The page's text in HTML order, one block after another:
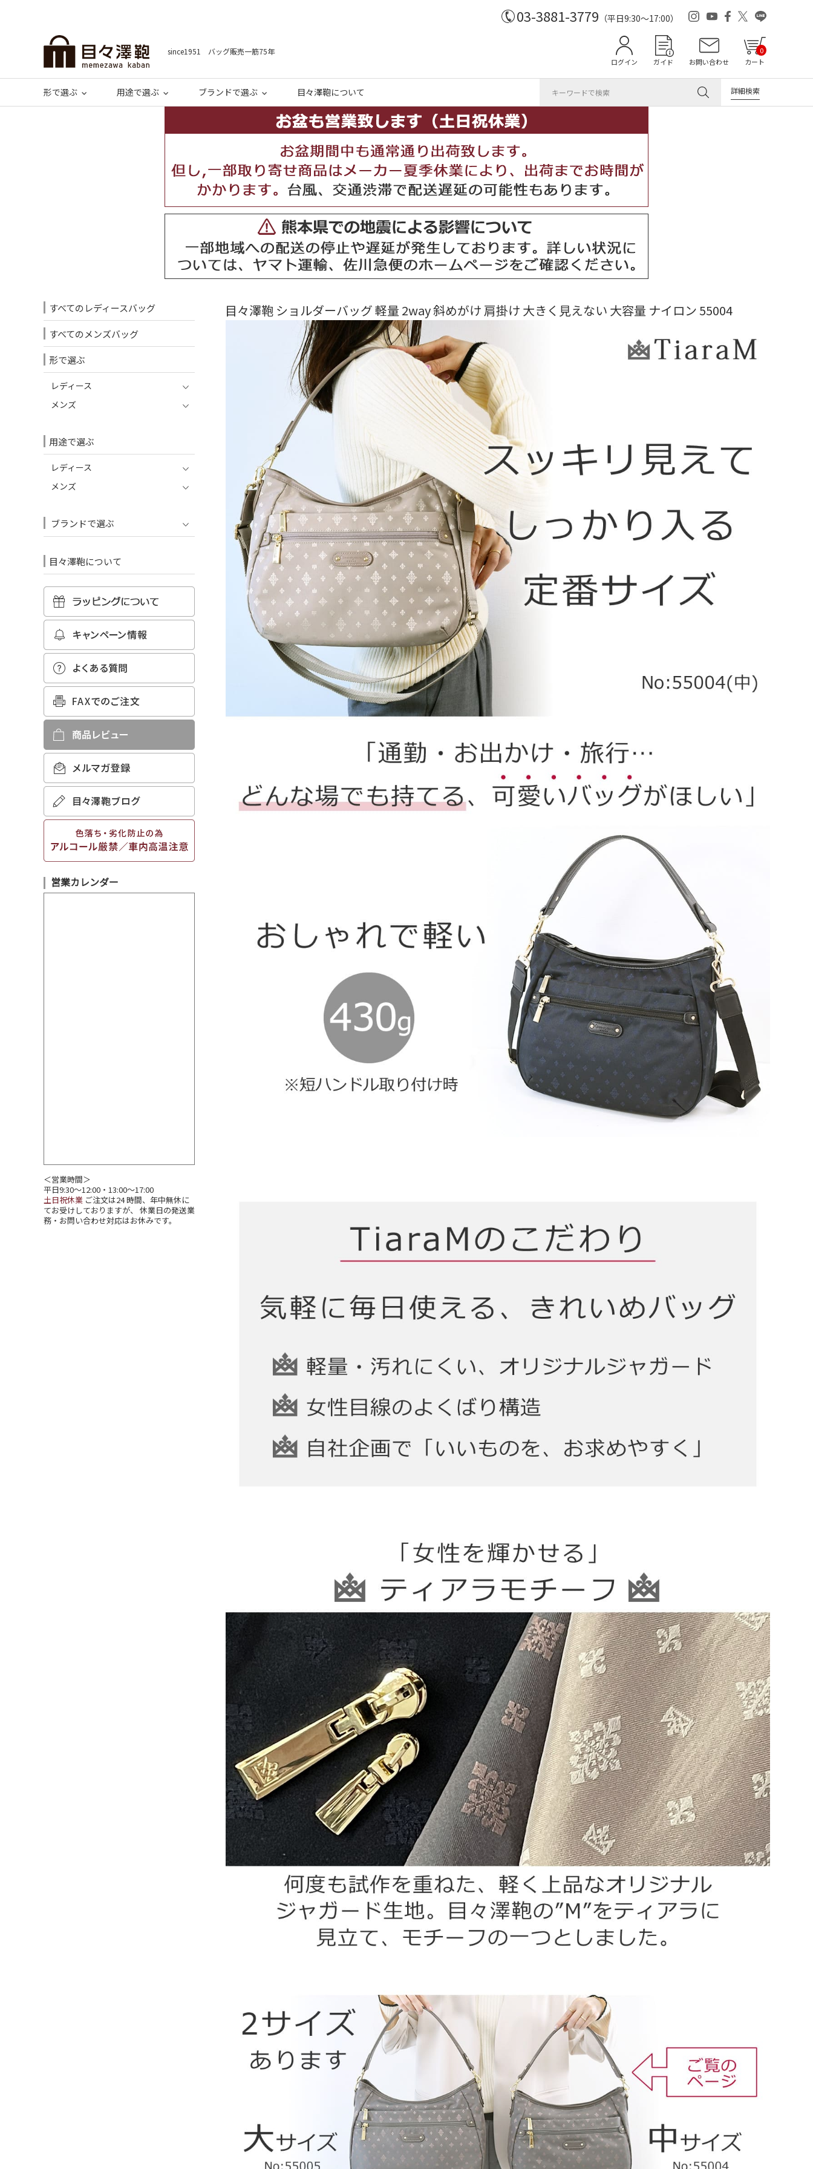
03-3881-3779 （平日9:30～17:00）
since1951 バッグ販売一筋75年
ログイン ガイド お問い合わせ カート
0
形で選ぶ 用途で選ぶ ブランドで選ぶ 目々澤鞄について 詳細検索
すべてのレディースバッグ
すべてのメンズバッグ
形で選ぶ
レディース
メンズ
用途で選ぶ
レディース
メンズ
ブランドで選ぶ
目々澤鞄について
営業カレンダー
＜営業時間＞
平日9:30～12:00・13:00～17:00
土日祝休業 ご注文は24 時間、年中無休に
てお受けしておりますが、 休業日の発送業
務・お問い合わせ対応はお休みです。
目々澤鞄 ショルダーバッグ 軽量 2way 斜めがけ 肩掛け 大きく見えない 大容量 ナイロン 55004